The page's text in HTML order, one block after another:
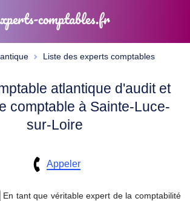
comptables.fr
Liste des experts comptables
atlantique d'audit et
comptable à Sainte-Luce-
sur-Loire
Appeler
En tant que véritable expert de la comptabilité